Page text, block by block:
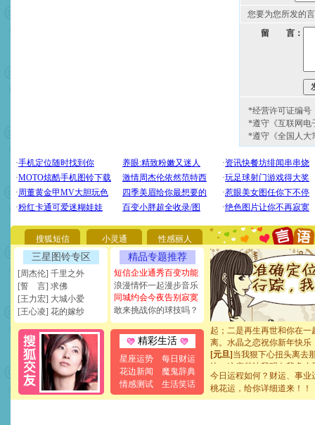
您要为您所发的
留 言：
*经营许可证编号
*遵守《互联网电
*遵守《全国人大
搜狐短信 小灵通 性感丽人
三星图铃专区
[周杰伦] 千里之外
[誓 言] 求佛
[王力宏] 大城小爱
[王心凌] 花的嫁纱
精品专题推荐
短信企业通秀百变功能
浪漫情怀一起漫步音乐
同城约会今夜告别寂寞
敢来挑战你的球技吗？
精彩生活
星座运势
每日财运
花边新闻
魔鬼辞典
情感测试
生活笑话
[圣诞节]圣诞节到了，想想
你太多，只有给你五千万
要平安！千万要知足！千
能正大光明地骚扰你,告诉
天都要快乐噢!
[圣诞节]奉上一颗祝福的心,
如意,快乐,鲜花,一切美好的
[元旦] 看到你我会触电；看
断电。爱你是我职业，想
你是我专业！水晶之恋祝你
[元旦]如果上天让我许三个
起；二是再生再世和你在
离。水晶之恋祝你新年快乐
[元旦] 当我狠下心扭头离去
泣，这痛楚让我明白我多
卖了。水晶之恋祝你新年快
[春节]风柔雨润好月圆，半
今日运程如何？财运、事业
桃花运，给你详细道来！！